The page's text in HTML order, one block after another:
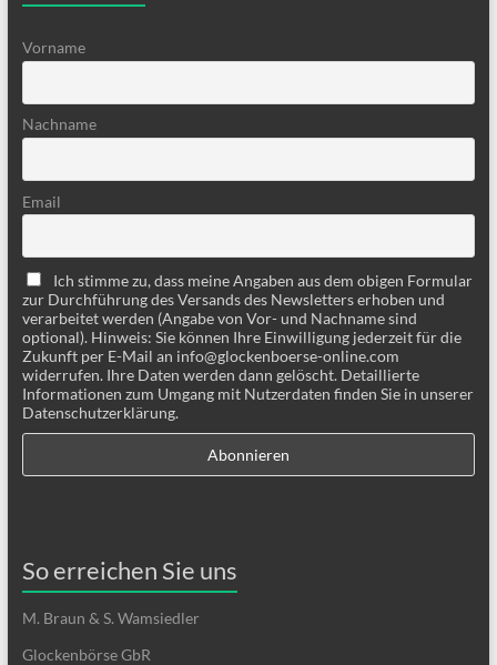
Vorname
Nachname
Email
Ich stimme zu, dass meine Angaben aus dem obigen Formular
zur Durchführung des Versands des Newsletters erhoben und
verarbeitet werden (Angabe von Vor- und Nachname sind
optional). Hinweis: Sie können Ihre Einwilligung jederzeit für die
Zukunft per E-Mail an info@glockenboerse-online.com
widerrufen. Ihre Daten werden dann gelöscht. Detaillierte
Informationen zum Umgang mit Nutzerdaten finden Sie in unserer
Datenschutzerklärung.
So erreichen Sie uns
M. Braun & S. Wamsiedler
Glockenbörse GbR